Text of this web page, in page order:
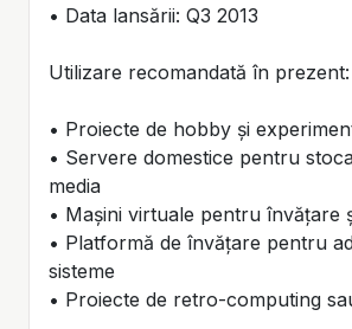
• Data lansării: Q3 2013
Utilizare recomandată în prezent:
• Proiecte de hobby și
• Servere domestice pentru
media
• Mașini virtuale pentru învățare
• Platformă de învățare pentru
sisteme
• Proiecte de retro-computing